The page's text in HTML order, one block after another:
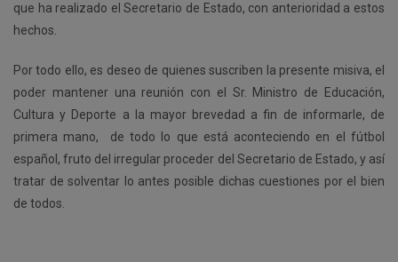
que ha realizado el Secretario de Estado, con anterioridad a estos
hechos.
Por todo ello, es deseo de quienes suscriben la presente misiva, el
poder mantener una reunión con el Sr. Ministro de Educación,
Cultura y Deporte a la mayor brevedad a fin de informarle, de
primera mano, de todo lo que está aconteciendo en el fútbol
español, fruto del irregular proceder del Secretario de Estado, y así
tratar de solventar lo antes posible dichas cuestiones por el bien
de todos.